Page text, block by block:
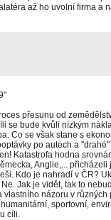
až ho uvolní firma a
přesunu od
se bude kvůli nízkým
Co se však stane s
po autech a
Katastrofa hodna
Anglie,... přicházeli
Kdo je nahradí v ČR?
Jak je vidět, tak to
vlastního názoru v různých
sportovní,
cíli.